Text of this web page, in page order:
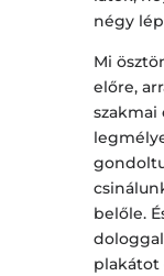
négy
Mi
előre,
szakmai
belőle.
plakátot